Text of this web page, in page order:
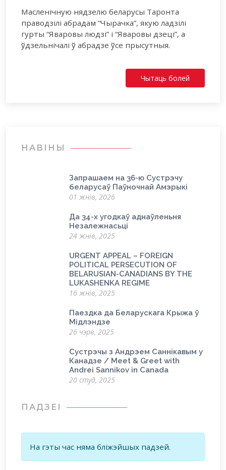
Масленічную нядзелю беларусы Таронта
праводзілі абрадам “Чырачка”, якую ладзілі
гурты “Яваровы людзі” і “Яваровы дзеці”, а
ўдзельнічалі ў абрадзе ўсе прысутныя.
Чытаць болей
НАВІНЫ
Запрашаем на 36-ю Сустрэчу
беларусаў Паўночнай Амэрыкі
01 жнів, 2026
Да 34-х угодкаў аднаўленьня
Незалежнасьці
24 жнів, 2025
URGENT APPEAL – FOREIGN
POLITICAL PERSECUTION OF
BELARUSIAN-CANADIANS BY THE
LUKASHENKA REGIME
16 жнів, 2025
Паездка да Беларускага Крыжа ў
Мідлэндзе
26 чэрв, 2025
Сустрэчы з Андрэем Саннікавым у
Канадзе / Meet & Greet with
Andrei Sannikov in Canada
20 студ, 2025
ПАДЗЕІ
На гэты час няма бліжэйшых падзей.